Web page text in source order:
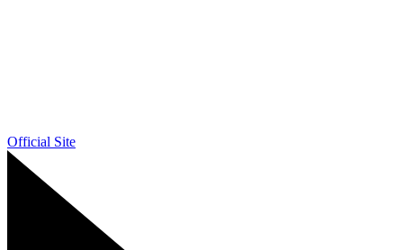
Official Site